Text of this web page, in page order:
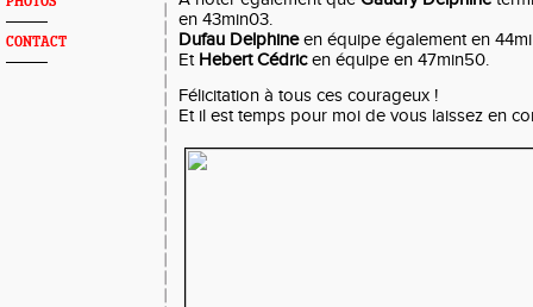
CONTACT
en 43min03.
Dufau Delphineen équipe également en
Et Hebert Cédricen équipe en 47min50.
Félicitation à tous ces courageux !
Et il est temps pour moi de vous laissez en